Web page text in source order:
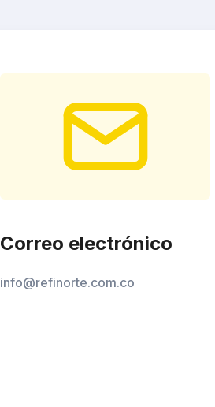
Correo electrónico
info@refinorte.com.co